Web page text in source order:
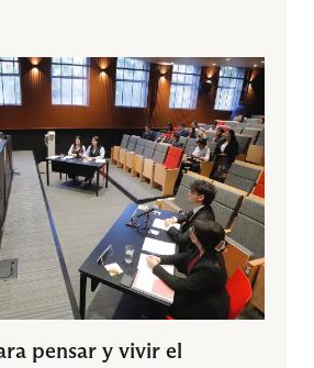
pensar y vivir el